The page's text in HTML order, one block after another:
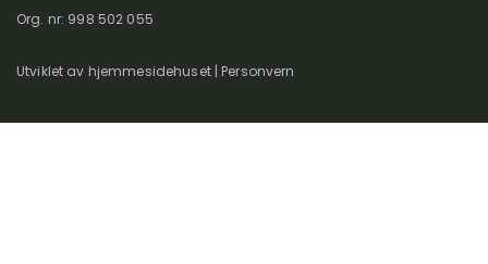
Org. nr: 998 502 055
Utviklet av hjemmesidehuset| Personvern